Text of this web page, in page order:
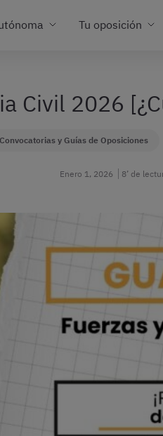
Tu oposición
Civil 2026
Convocatorias y Guías de Oposiciones
Enero 1, 2026 8’ de